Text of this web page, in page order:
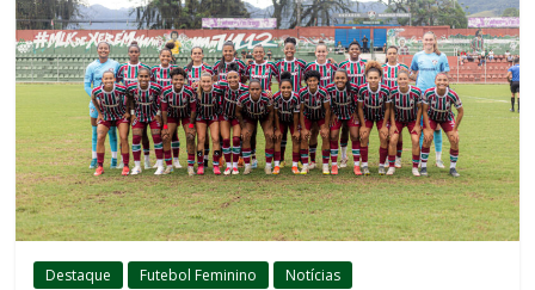
Destaque Futebol Feminino Notícias